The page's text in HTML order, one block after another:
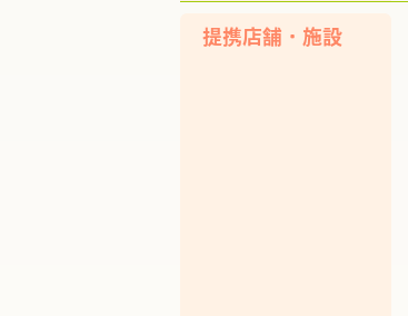
提携店舗・施設